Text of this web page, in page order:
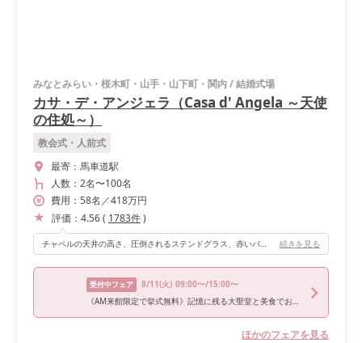
みなとみらい・桜木町・山手・山下町・関内/結婚式場
カサ・デ・アンジェラ（Casa d' Angela ～天使
の住処～）
教会式・人前式
最寄： 馬車道駅
人数： 2名〜100名
費用： 58名 ／418万円
評価： 4.56( 1783件)
チャペルの天井の高さ、圧倒されるステンドグラス、赤いバージンロード、長さもいいし、バージンロードのサイドのゆりのお花も綺麗！！！ そして何より、プラネタリウム演出や、天使の羽が降ってくる演出も最高！！！パイプオルガンや聖歌隊の生歌も最高でした！ 続きを見る
受付中フェア 8/11(火) 09:00〜/15:00〜
《AM来館限定で挙式無料》記憶に残る大聖堂と美食でおもてなし！黒毛和牛4万試食で神奈川県料理ランキング1位の実力を体験＊
ほかのフェアを見る